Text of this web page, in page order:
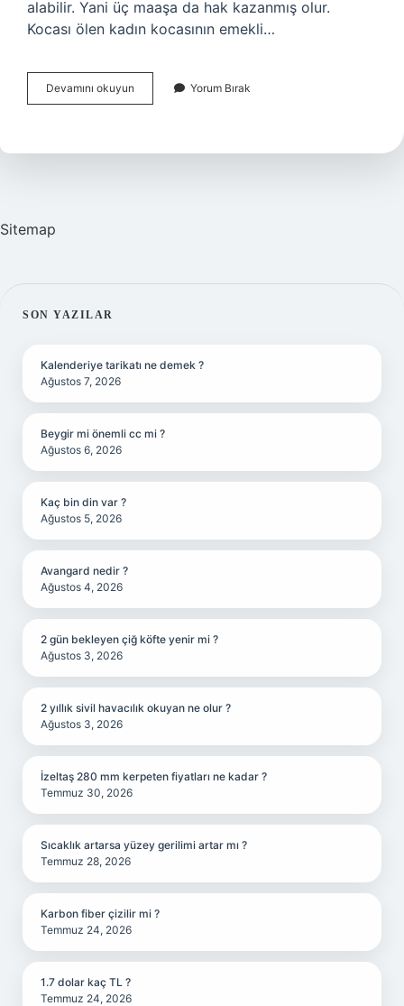
alabilir. Yani üç maaşa da hak kazanmış olur.
Kocası ölen kadın kocasının emekli…
Devamını okuyun
Bağ-
Ssk
Yorum Bırak
Sitemap
SIDEBAR
SON YAZILAR
Kalenderiye tarikatı ne demek ?
Ağustos 7, 2026
Beygir mi önemli cc mi ?
Ağustos 6, 2026
Kaç bin din var ?
Ağustos 5, 2026
Avangard nedir ?
Ağustos 4, 2026
2 gün bekleyen çiğ köfte yenir mi ?
Ağustos 3, 2026
2 yıllık sivil havacılık okuyan ne olur ?
Ağustos 3, 2026
İzeltaş 280 mm kerpeten fiyatları ne kadar ?
Temmuz 30, 2026
Sıcaklık artarsa yüzey gerilimi artar mı ?
Temmuz 28, 2026
Karbon fiber çizilir mi ?
Temmuz 24, 2026
1.7 dolar kaç TL ?
Temmuz 24, 2026